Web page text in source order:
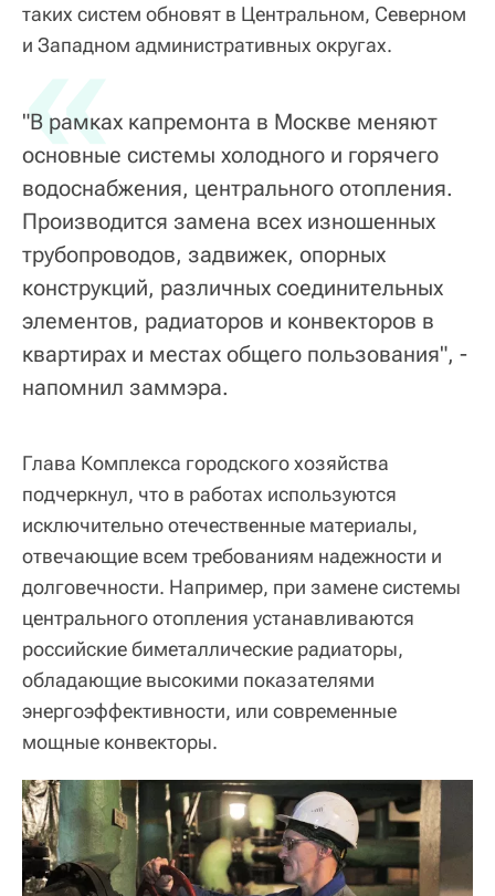
таких систем обновят в Центральном, Северном
и Западном административных округах.
«
"В рамках капремонта в Москве меняют
основные системы холодного и горячего
водоснабжения, центрального отопления.
Производится замена всех изношенных
трубопроводов, задвижек, опорных
конструкций, различных соединительных
элементов, радиаторов и конвекторов в
квартирах и местах общего пользования", -
напомнил заммэра.
Глава Комплекса городского хозяйства
подчеркнул, что в работах используются
исключительно отечественные материалы,
отвечающие всем требованиям надежности и
долговечности. Например, при замене системы
центрального отопления устанавливаются
российские биметаллические радиаторы,
обладающие высокими показателями
энергоэффективности, или современные
мощные конвекторы.